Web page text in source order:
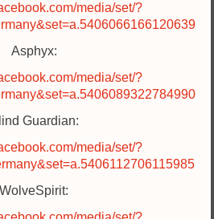
media/set/?
Asphyx:
media/set/?
Guardian:
media/set/?
WolveSpirit: